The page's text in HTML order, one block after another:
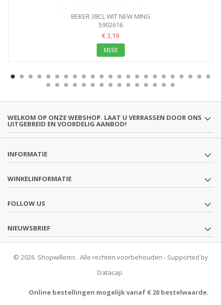
BEKER 38CL WIT NEW MING
5902616
€ 3,19
MEER
WELKOM OP ONZE WEBSHOP. LAAT U VERRASSEN DOOR ONS
UITGEBREID EN VOORDELIG AANBOD!
INFORMATIE
WINKELINFORMATIE
FOLLOW US
NIEUWSBRIEF
© 2026 Shopwillems . Alle rechten voorbehouden - Supported by
Datacap
Online bestellingen mogelijk vanaf € 20 bestelwaarde.